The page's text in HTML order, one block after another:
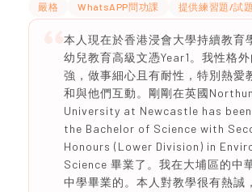
嚴格 WhatsAPP問功課 提供練習題/試題
本人現在於香港浸會大學持續教育
幼兒教育高級文憑Year1。我性格
強，做事細心且有耐性，特別熱愛
和與他們互動。剛剛在英國
University at Newcastle has
the Bachelor of Science with
Honours (Lower Division) in
Science 畢業了。我在大埔區的中
中學畢業的。本人對教學很有熱誠